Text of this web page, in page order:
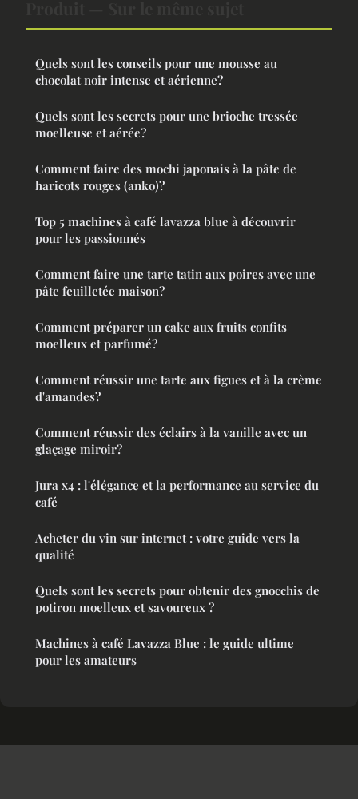
Quels sont les conseils pour une mousse au
chocolat noir intense et aérienne?
Quels sont les secrets pour une brioche tressée
moelleuse et aérée?
Comment faire des mochi japonais à la pâte de
haricots rouges (anko)?
Top 5 machines à café lavazza blue à découvrir
pour les passionnés
Comment faire une tarte tatin aux poires avec une
pâte feuilletée maison?
Comment préparer un cake aux fruits confits
moelleux et parfumé?
Comment réussir une tarte aux figues et à la crème
d'amandes?
Comment réussir des éclairs à la vanille avec un
glaçage miroir?
Jura x4 : l'élégance et la performance au service du
café
Acheter du vin sur internet : votre guide vers la
qualité
Quels sont les secrets pour obtenir des gnocchis de
potiron moelleux et savoureux ?
Machines à café Lavazza Blue : le guide ultime
pour les amateurs